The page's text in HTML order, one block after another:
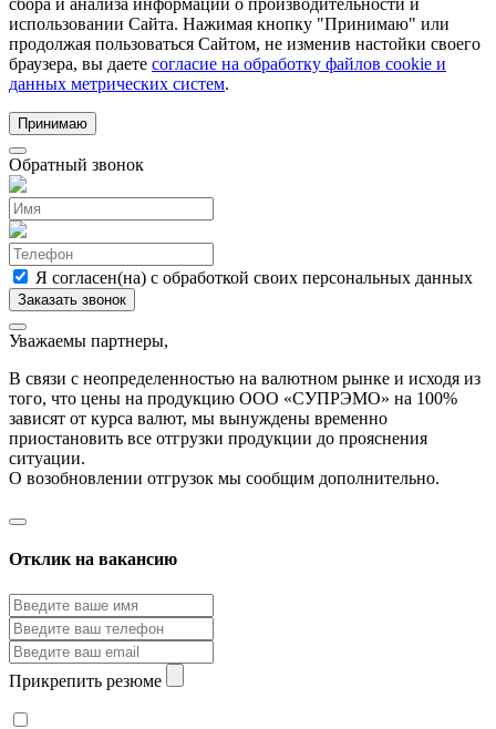
сбора и анализа информации о производительности и
использовании Сайта. Нажимая кнопку "Принимаю" или
продолжая пользоваться Сайтом, не изменив настойки своего
браузера, вы даете согласие на обработку файлов cookie и
данных метрических систем.
Принимаю
Обратный звонок
Я согласен(на) с обработкой своих персональных данных
Уважаемы партнеры,
В связи с неопределенностью на валютном рынке и исходя из
того, что цены на продукцию ООО «СУПРЭМО» на 100%
зависят от курса валют, мы вынуждены временно
приостановить все отгрузки продукции до прояснения
ситуации.
О возобновлении отгрузок мы сообщим дополнительно.
Отклик на вакансию
Прикрепить резюме